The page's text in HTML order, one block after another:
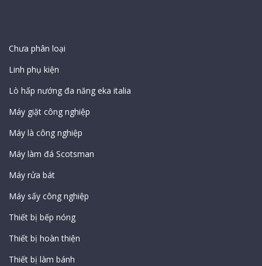
Chưa phân loại
Linh phụ kiện
Lò hấp nướng đa năng eka italia
Máy giặt công nghiệp
Máy là công nghiệp
Máy làm đá Scotsman
Máy rửa bát
Máy sấy công nghiệp
Thiết bị bếp nóng
Thiết bị hoàn thiện
Thiết bị làm bánh